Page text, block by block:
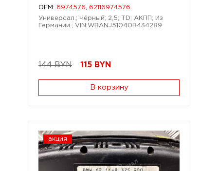
OEM: 6974576, 62116974576
Универсал.; Чёрный; 2,5; TD; АКПП; Из
Германии.; VIN:WBANJ51040B434289
144 BYN 115 BYN
В корзину
акция